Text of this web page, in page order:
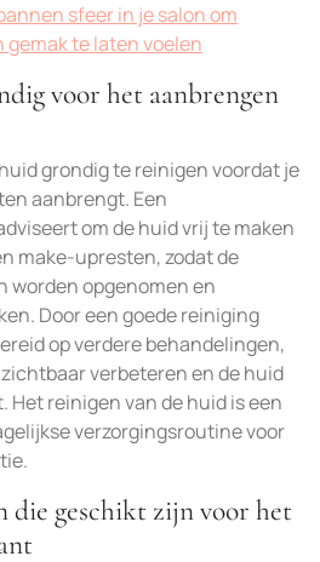
sfeer in je salon om
te laten voelen
voor het aanbrengen
grondig te reinigen voordat je
aanbrengt. Een
om de huid vrij te maken
make-upresten, zodat de
worden opgenomen en
Door een goede reiniging
op verdere behandelingen,
verbeteren en de huid
Het reinigen van de huid is een
verzorgingsroutine voor
geschikt zijn voor het